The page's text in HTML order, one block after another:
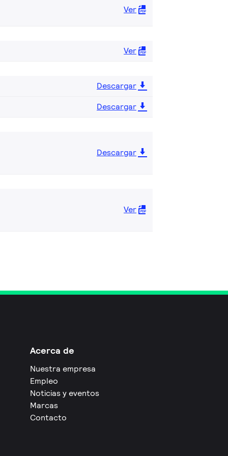
Ver
Ver
Descargar
Descargar
Descargar
Ver
Acerca de
Nuestra empresa
Empleo
Noticias y eventos
Marcas
Contacto